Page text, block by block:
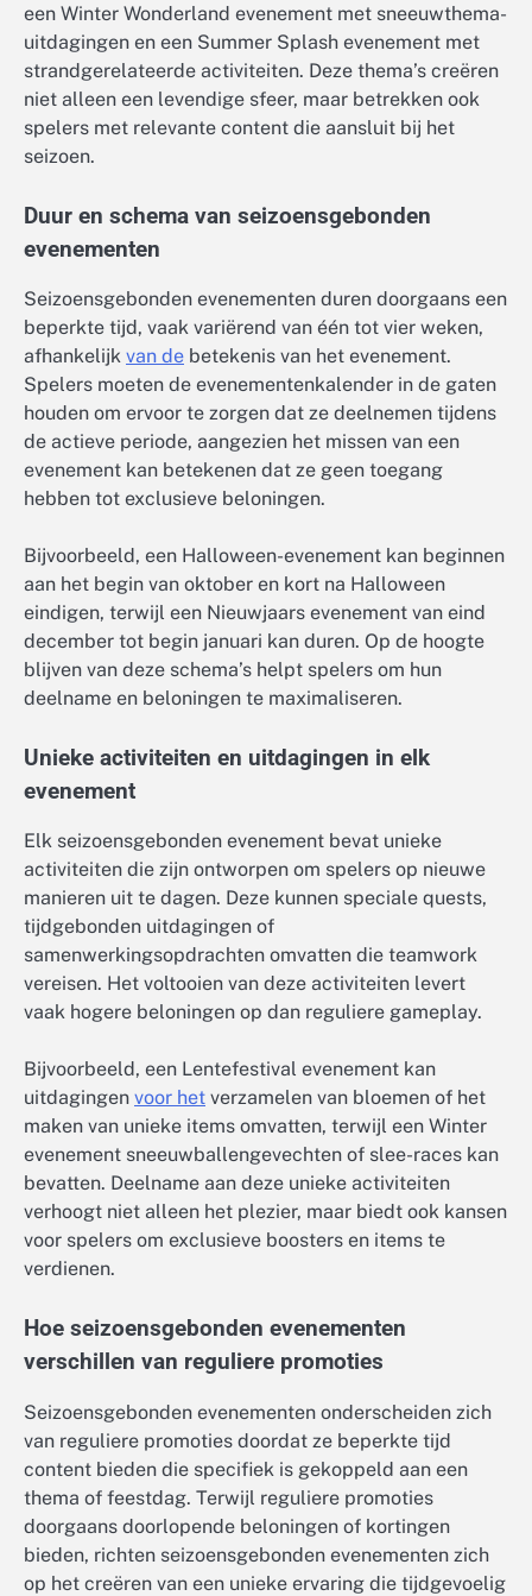
een Winter Wonderland evenement met sneeuwthema-
uitdagingen en een Summer Splash evenement met
strandgerelateerde activiteiten. Deze thema’s creëren
niet alleen een levendige sfeer, maar betrekken ook
spelers met relevante content die aansluit bij het
seizoen.
Duur en schema van seizoensgebonden
evenementen
Seizoensgebonden evenementen duren doorgaans een
beperkte tijd, vaak variërend van één tot vier weken,
afhankelijk van de betekenis van het evenement.
Spelers moeten de evenementenkalender in de gaten
houden om ervoor te zorgen dat ze deelnemen tijdens
de actieve periode, aangezien het missen van een
evenement kan betekenen dat ze geen toegang
hebben tot exclusieve beloningen.
Bijvoorbeeld, een Halloween-evenement kan beginnen
aan het begin van oktober en kort na Halloween
eindigen, terwijl een Nieuwjaars evenement van eind
december tot begin januari kan duren. Op de hoogte
blijven van deze schema’s helpt spelers om hun
deelname en beloningen te maximaliseren.
Unieke activiteiten en uitdagingen in elk
evenement
Elk seizoensgebonden evenement bevat unieke
activiteiten die zijn ontworpen om spelers op nieuwe
manieren uit te dagen. Deze kunnen speciale quests,
tijdgebonden uitdagingen of
samenwerkingsopdrachten omvatten die teamwork
vereisen. Het voltooien van deze activiteiten levert
vaak hogere beloningen op dan reguliere gameplay.
Bijvoorbeeld, een Lentefestival evenement kan
uitdagingen voor het verzamelen van bloemen of het
maken van unieke items omvatten, terwijl een Winter
evenement sneeuwballengevechten of slee-races kan
bevatten. Deelname aan deze unieke activiteiten
verhoogt niet alleen het plezier, maar biedt ook kansen
voor spelers om exclusieve boosters en items te
verdienen.
Hoe seizoensgebonden evenementen
verschillen van reguliere promoties
Seizoensgebonden evenementen onderscheiden zich
van reguliere promoties doordat ze beperkte tijd
content bieden die specifiek is gekoppeld aan een
thema of feestdag. Terwijl reguliere promoties
doorgaans doorlopende beloningen of kortingen
bieden, richten seizoensgebonden evenementen zich
op het creëren van een unieke ervaring die tijdgevoelig